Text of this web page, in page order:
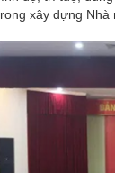
xây dựng Nhà